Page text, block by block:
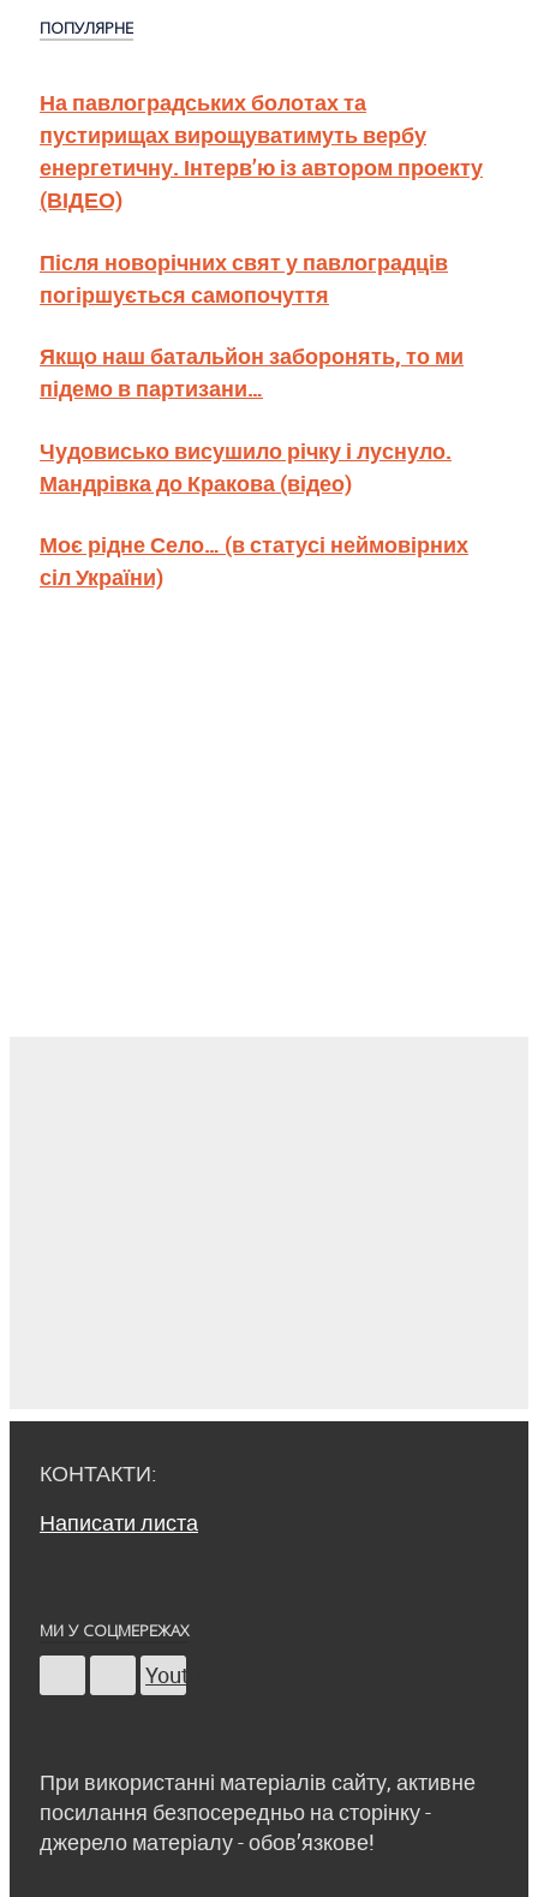
ПОПУЛЯРНЕ
На павлоградських болотах та
пустирищах вирощуватимуть вербу
енергетичну. Інтерв’ю із автором проекту
(ВІДЕО)
Після новорічних свят у павлоградців
погіршується самопочуття
Якщо наш батальйон заборонять, то ми
підемо в партизани…
Чудовисько висушило річку і луснуло.
Мандрівка до Кракова (відео)
Моє рідне Село… (в статусі неймовірних
сіл України)
КОНТАКТИ:
Написати листа
МИ У СОЦМЕРЕЖАХ
Youtube
При використанні матеріалів сайту, активне
посилання безпосередньо на сторінку -
джерело матеріалу - обов’язкове!